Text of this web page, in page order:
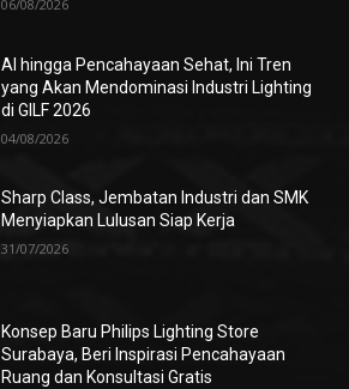
06/08/2026
AI hingga Pencahayaan Sehat, Ini Tren
yang Akan Mendominasi Industri Lighting
di GILF 2026
04/08/2026
Sharp Class, Jembatan Industri dan SMK
Menyiapkan Lulusan Siap Kerja
31/07/2026
Konsep Baru Philips Lighting Store
Surabaya, Beri Inspirasi Pencahayaan
Ruang dan Konsultasi Gratis